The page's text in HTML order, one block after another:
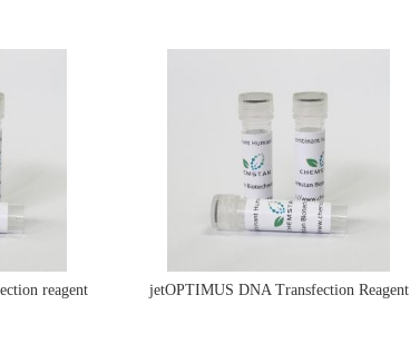
reagent
jetOPTIMUS DNA Transfection Reagent